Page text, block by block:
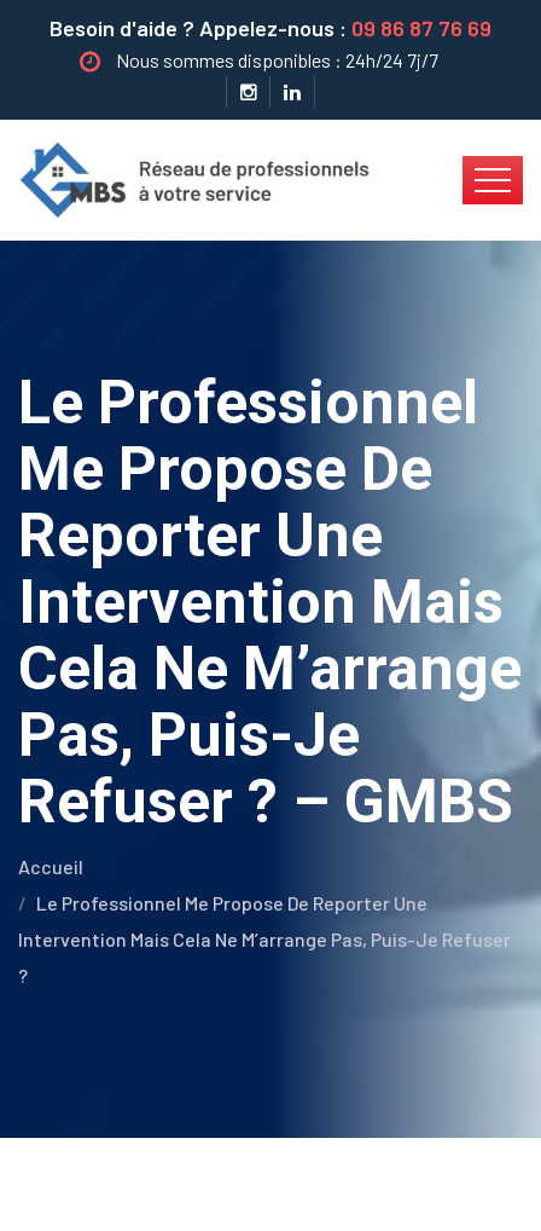
Besoin d'aide ? Appelez-nous : 09 86 87 76 69
Nous sommes disponibles : 24h/24 7j/7
Le Professionnel
Me Propose De
Reporter Une
Intervention Mais
Cela Ne M’arrange
Pas, Puis-Je
Refuser ? – GMBS
Accueil
Le Professionnel Me Propose De Reporter Une
Intervention Mais Cela Ne M’arrange Pas, Puis-Je Refuser
?